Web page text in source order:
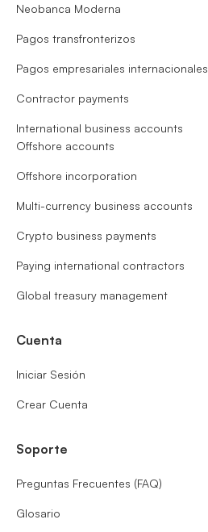
Neobanca Moderna
Pagos transfronterizos
Pagos empresariales internacionales
Contractor payments
International business accounts
Offshore accounts
Offshore incorporation
Multi-currency business accounts
Crypto business payments
Paying international contractors
Global treasury management
Cuenta
Iniciar Sesión
Crear Cuenta
Soporte
Preguntas Frecuentes (FAQ)
Glosario